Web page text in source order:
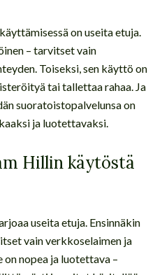
on useita etuja.
– tarvitset vain
Toiseksi, sen käyttö on
tai tallettaa rahaa. Ja
suoratoistopalvelunsa on
ja luotettavaksi.
Hillin käytöstä
useita etuja. Ensinnäkin
vain verkkoselaimen ja
nopea ja luotettava –